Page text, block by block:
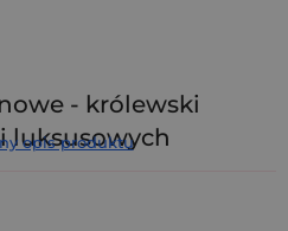
- królewski
luksusowych
opis produktu